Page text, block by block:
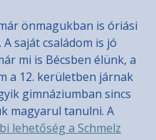
önmagukban is óriási
saját családom is jó
mi is Bécsben élünk, a
a 12. kerületben járnak
gimnáziumban sincs
magyarul tanulni. A
lehetőség a Schmelz